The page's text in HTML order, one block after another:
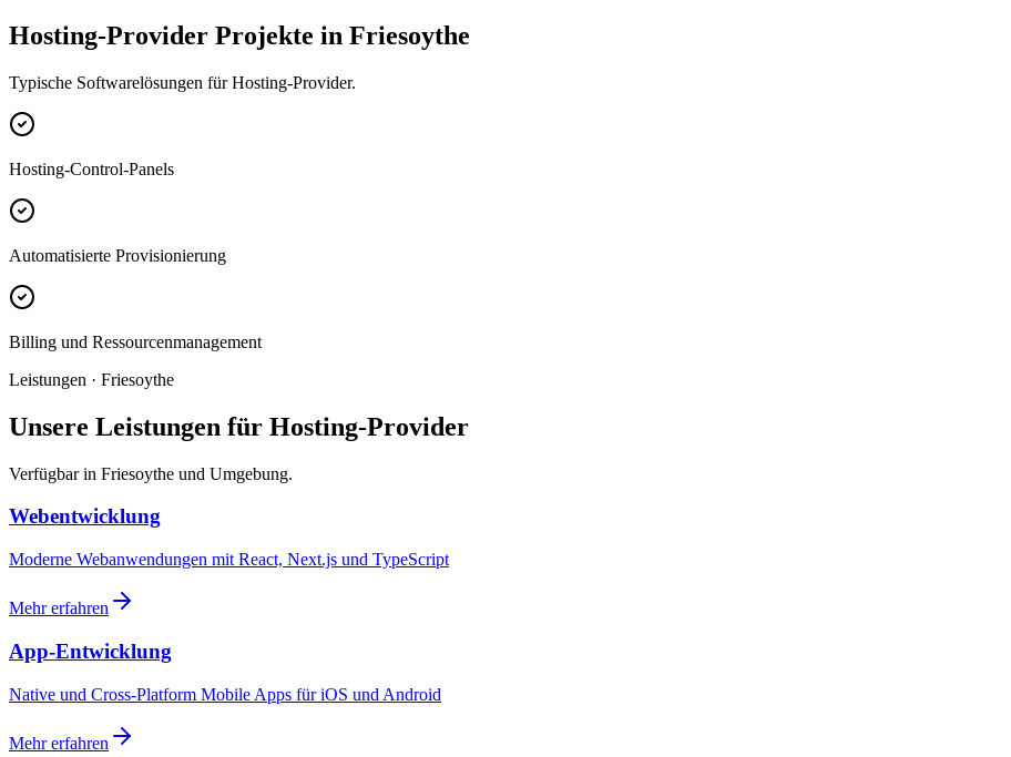
Hosting-Provider Projekte in Friesoythe
Typische Softwarelösungen für Hosting-Provider.
Hosting-Control-Panels
Automatisierte Provisionierung
Billing und Ressourcenmanagement
Leistungen · Friesoythe
Unsere Leistungen für Hosting-Provider
Verfügbar in Friesoythe und Umgebung.
Webentwicklung
Moderne Webanwendungen mit React, Next.js und TypeScript
Mehr erfahren
App-Entwicklung
Native und Cross-Platform Mobile Apps für iOS und Android
Mehr erfahren